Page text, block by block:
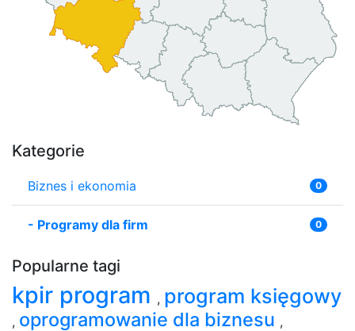
Kategorie
Biznes i ekonomia 0
- Programy dla firm 0
Popularne tagi
kpir program , program księgowy
, oprogramowanie dla biznesu ,